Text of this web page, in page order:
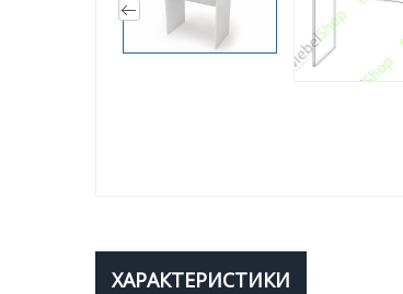
ХАРАКТЕРИСТИКИ